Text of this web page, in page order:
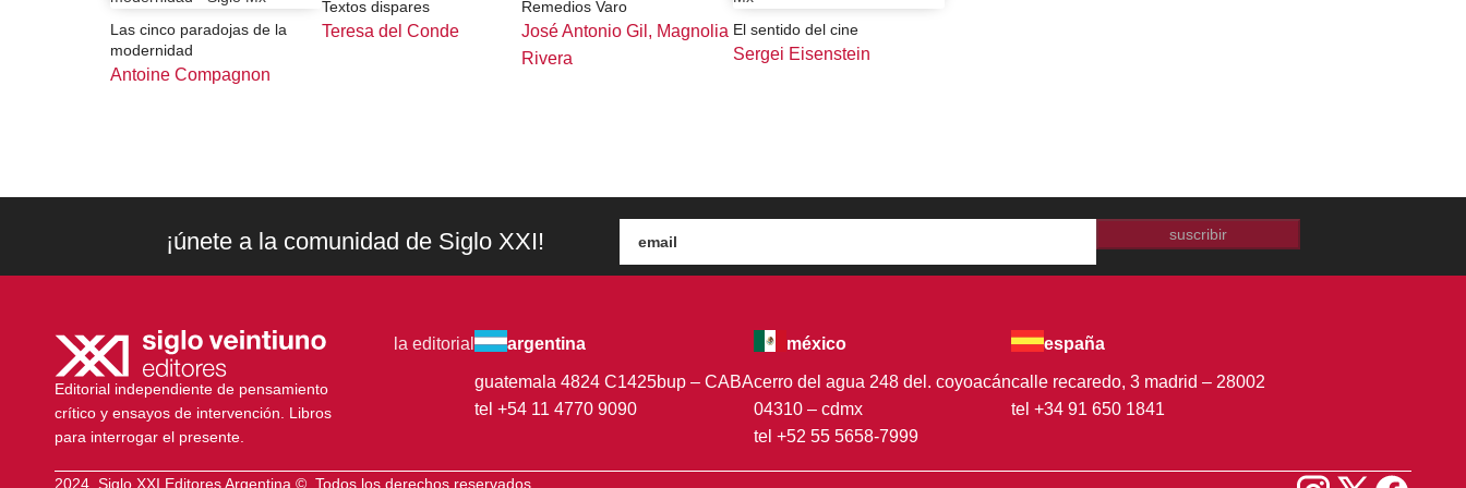
Las cinco paradojas de la
modernidad
Antoine Compagnon
Textos dispares
Teresa del Conde
Remedios Varo
José Antonio Gil, Magnolia
Rivera
El sentido del cine
Sergei Eisenstein
¡únete a la comunidad de Siglo XXI! suscribir
Editorial independiente de pensamiento
crítico y ensayos de intervención. Libros
para interrogar el presente.
la editorial argentina
guatemala 4824 C1425bup – CABA
tel +54 11 4770 9090
méxico
cerro del agua 248 del. coyoacán
04310 – cdmx
tel +52 55 5658-7999
españa
calle recaredo, 3 madrid – 28002
tel +34 91 650 1841
2024. Siglo XXI Editores Argentina ©️. Todos los derechos reservados